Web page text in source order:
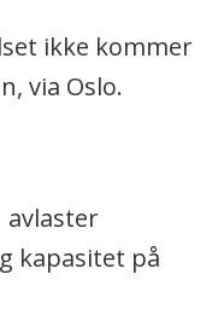
ikke kommer
via Oslo.
avlaster
kapasitet på